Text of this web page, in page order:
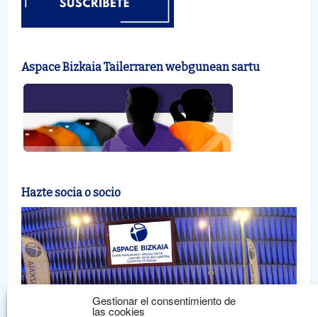
Gestionar el consentimiento de
las cookies
Aspace Bizkaia Tailerraren webgunean sartu
Hazte socia o socio